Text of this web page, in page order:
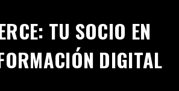
TU SOCIO EN
DIGITAL